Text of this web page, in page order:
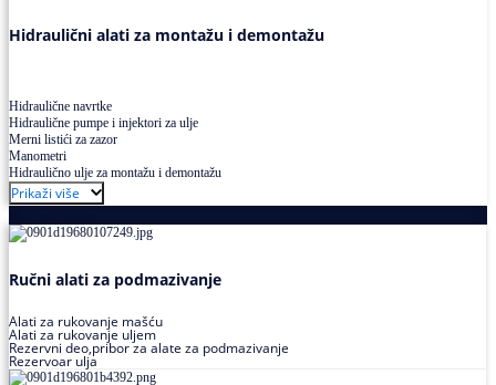
Hidraulični alati za montažu i demontažu
Hidraulične navrtke
Hidraulične pumpe i injektori za ulje
Merni listići za zazor
Manometri
Hidraulično ulje za montažu i demontažu
Prikaži više
Ručni alati za podmazivanje
Alati za rukovanje mašću
Alati za rukovanje uljem
Rezervni deo,pribor za alate za podmazivanje
Rezervoar ulja